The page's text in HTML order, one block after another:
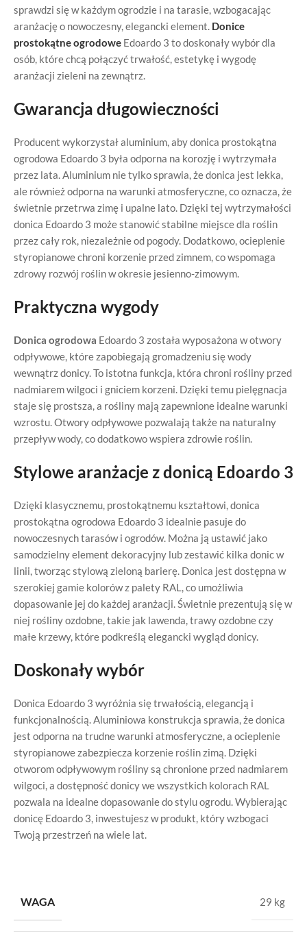
sprawdzi się w każdym ogrodzie i na tarasie, wzbogacając
aranżację o nowoczesny, elegancki element. Donice
prostokątne ogrodowe Edoardo 3 to doskonały wybór dla
osób, które chcą połączyć trwałość, estetykę i wygodę
aranżacji zieleni na zewnątrz.
Gwarancja długowieczności
Producent wykorzystał aluminium, aby donica prostokątna
ogrodowa Edoardo 3 była odporna na korozję i wytrzymała
przez lata. Aluminium nie tylko sprawia, że donica jest lekka,
ale również odporna na warunki atmosferyczne, co oznacza, że
świetnie przetrwa zimę i upalne lato. Dzięki tej wytrzymałości
donica Edoardo 3 może stanowić stabilne miejsce dla roślin
przez cały rok, niezależnie od pogody. Dodatkowo, ocieplenie
styropianowe chroni korzenie przed zimnem, co wspomaga
zdrowy rozwój roślin w okresie jesienno-zimowym.
Praktyczna wygody
Donica ogrodowa Edoardo 3 została wyposażona w otwory
odpływowe, które zapobiegają gromadzeniu się wody
wewnątrz donicy. To istotna funkcja, która chroni rośliny przed
nadmiarem wilgoci i gniciem korzeni. Dzięki temu pielęgnacja
staje się prostsza, a rośliny mają zapewnione idealne warunki
wzrostu. Otwory odpływowe pozwalają także na naturalny
przepływ wody, co dodatkowo wspiera zdrowie roślin.
Stylowe aranżacje z donicą Edoardo 3
Dzięki klasycznemu, prostokątnemu kształtowi, donica
prostokątna ogrodowa Edoardo 3 idealnie pasuje do
nowoczesnych tarasów i ogrodów. Można ją ustawić jako
samodzielny element dekoracyjny lub zestawić kilka donic w
linii, tworząc stylową zieloną barierę. Donica jest dostępna w
szerokiej gamie kolorów z palety RAL, co umożliwia
dopasowanie jej do każdej aranżacji. Świetnie prezentują się w
niej rośliny ozdobne, takie jak lawenda, trawy ozdobne czy
małe krzewy, które podkreślą elegancki wygląd donicy.
Doskonały wybór
Donica Edoardo 3 wyróżnia się trwałością, elegancją i
funkcjonalnością. Aluminiowa konstrukcja sprawia, że donica
jest odporna na trudne warunki atmosferyczne, a ocieplenie
styropianowe zabezpiecza korzenie roślin zimą. Dzięki
otworom odpływowym rośliny są chronione przed nadmiarem
wilgoci, a dostępność donicy we wszystkich kolorach RAL
pozwala na idealne dopasowanie do stylu ogrodu. Wybierając
donicę Edoardo 3, inwestujesz w produkt, który wzbogaci
Twoją przestrzeń na wiele lat.
WAGA 29 kg